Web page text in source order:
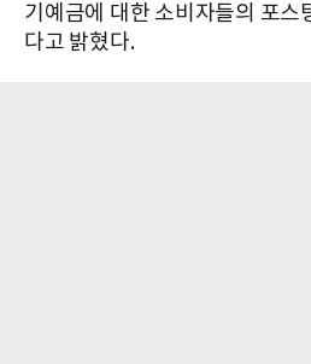
기예금에 대한 소비자들의 포스
다고 밝혔다.